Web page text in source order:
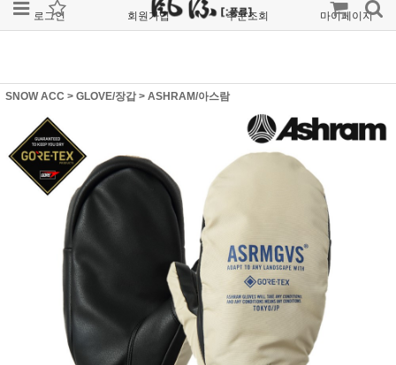
로그인 회원가입 주문조회 마이페이지
SNOW ACC > GLOVE/장갑 > ASHRAM/아스람